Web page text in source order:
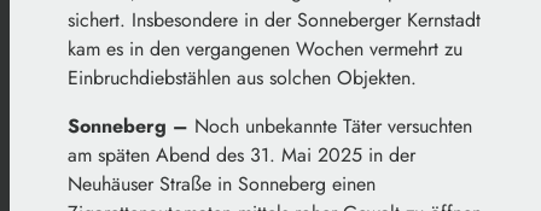
sichert. Insbesondere in der Sonneberger Kernstadt
kam es in den vergangenen Wochen vermehrt zu
Einbruchdiebstählen aus solchen Objekten.
Sonneberg – Noch unbekannte Täter versuchten
am späten Abend des 31. Mai 2025 in der
Neuhäuser Straße in Sonneberg einen